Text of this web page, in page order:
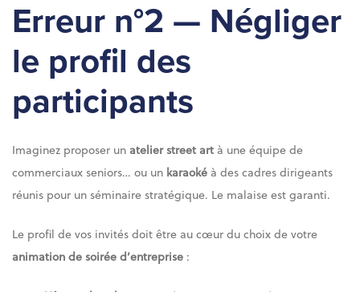
Erreur n°2 — Négliger
le profil des
participants
Imaginez proposer un atelier street art à une équipe de
commerciaux seniors… ou un karaoké à des cadres dirigeants
réunis pour un séminaire stratégique. Le malaise est garanti.
Le profil de vos invités doit être au cœur du choix de votre
animation de soirée d’entreprise :